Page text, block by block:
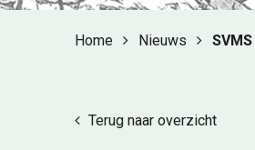
Home Nieuws
Terug naar overzicht